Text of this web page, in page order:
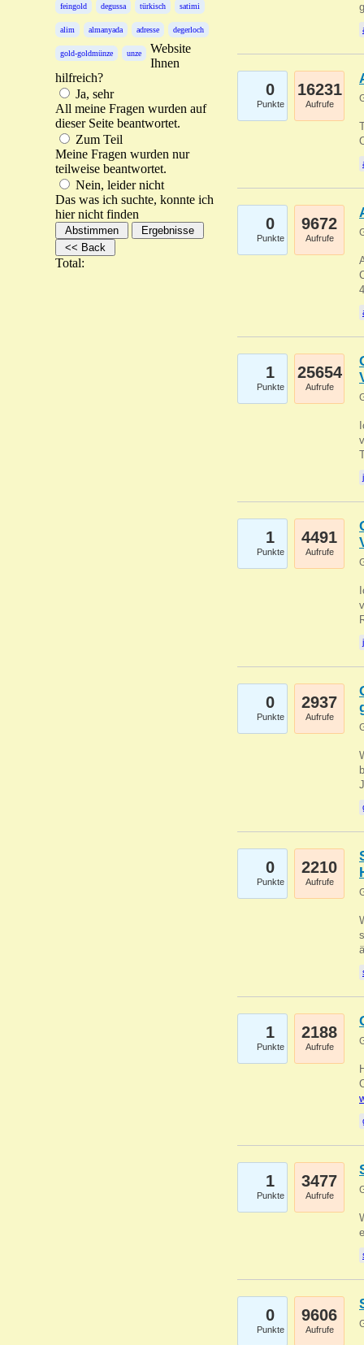
feingold degussa türkisch satimi
alim almanyada adresse degerloch
gold-goldmünze unze
Website
Ihnen
hilfreich?
Ja, sehr
All meine Fragen wurden auf
dieser Seite beantwortet.
Zum Teil
Meine Fragen wurden nur
teilweise beantwortet.
Nein, leider nicht
Das was ich suchte, konnte ich
hier nicht finden
Total:
0
Punkte
16231
Aufrufe
0
Punkte
9672
Aufrufe
1
Punkte
25654
Aufrufe
1
Punkte
4491
Aufrufe
0
Punkte
2937
Aufrufe
0
Punkte
2210
Aufrufe
1
Punkte
2188
Aufrufe
1
Punkte
3477
Aufrufe
0
Punkte
9606
Aufrufe